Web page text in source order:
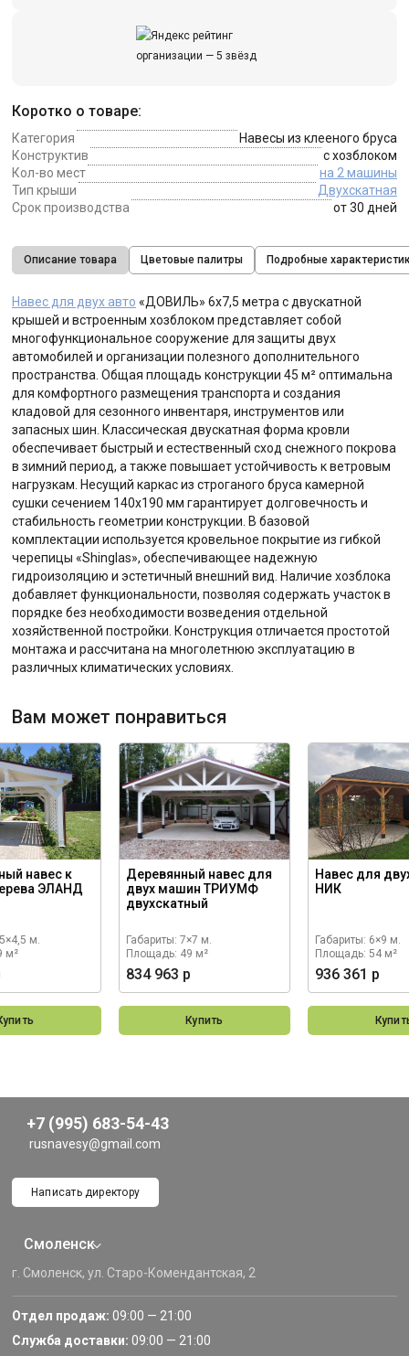
Коротко о товаре:
Категория
Навесы из клееного бруса
Конструктив
с хозблоком
Кол-во мест
на 2 машины
Тип крыши
Двухскатная
Срок производства
от 30 дней
Описание товара Цветовые палитры Подробные
Навес для двух авто «ДОВИЛЬ» 6х7,5 метра с двускатной
крышей и встроенным хозблоком представляет собой
многофункциональное сооружение для защиты двух
автомобилей и организации полезного дополнительного
пространства. Общая площадь конструкции 45 м² оптимальна
для комфортного размещения транспорта и создания
кладовой для сезонного инвентаря, инструментов или
запасных шин. Классическая двускатная форма кровли
обеспечивает быстрый и естественный сход снежного покрова
в зимний период, а также повышает устойчивость к ветровым
нагрузкам. Несущий каркас из строганого бруса камерной
сушки сечением 140х190 мм гарантирует долговечность и
стабильность геометрии конструкции. В базовой
комплектации используется кровельное покрытие из гибкой
черепицы «Shinglas», обеспечивающее надежную
гидроизоляцию и эстетичный внешний вид. Наличие хозблока
добавляет функциональности, позволяя содержать участок в
порядке без необходимости возведения отдельной
хозяйственной постройки. Конструкция отличается простотой
монтажа и рассчитана на многолетнюю эксплуатацию в
различных климатических условиях.
Вам может понравиться
навес к
ЭЛАНД
м.
м²
Деревянный навес для
двух машин ТРИУМФ
двухскатный
Габариты: 7×7 м.
Площадь: 49 м²
834 963 р
Купить
Навес для
НИК
Габариты: 6×9 м.
Площадь: 54 м²
936 361 р
+7 (995) 683-54-43
rusnavesy@gmail.com
Написать директору
Смоленск
г. Смоленск, ул. Старо-Комендантская, 2
Отдел продаж: 09:00 — 21:00
Служба доставки: 09:00 — 21:00